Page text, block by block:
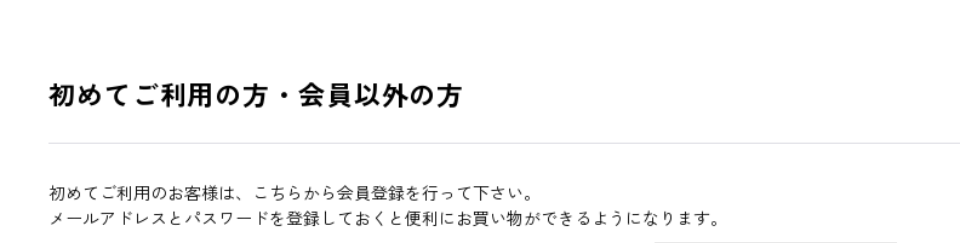
初めてご利用の方・会員以外の方
初めてご利用のお客様は、こちらから会員登録を行って下さい。
メールアドレスとパスワードを登録しておくと便利にお買い物ができるようになります。